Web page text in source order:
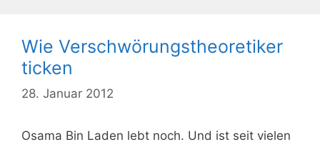
Wie Verschwörungstheoretiker
ticken
28. Januar 2012
Osama Bin Laden lebt noch. Und ist seit vielen